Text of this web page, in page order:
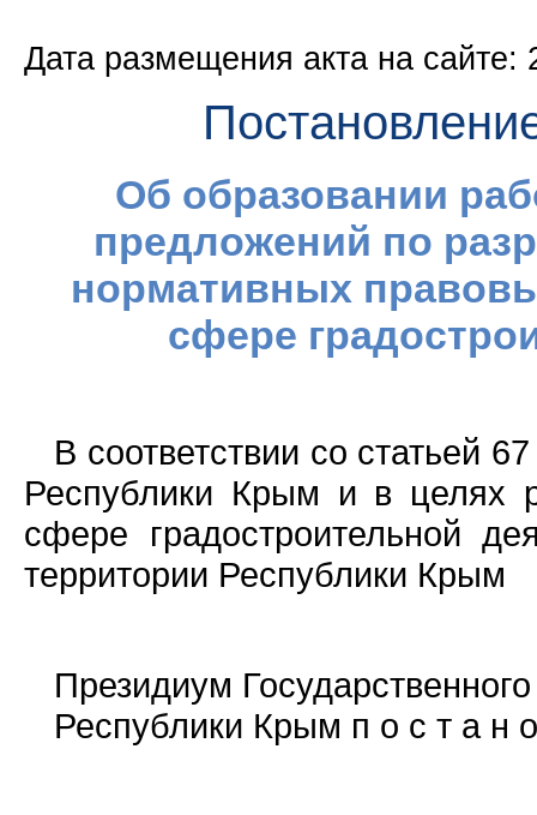
Дата размещения акта на сайте:
Об образовании
предложений по
нормативных
сфере
В соответствии со статьей
Республики Крым и в целях
сфере градостроительной
территории Республики Крым
Президиум
Республики Крым п о с т а н